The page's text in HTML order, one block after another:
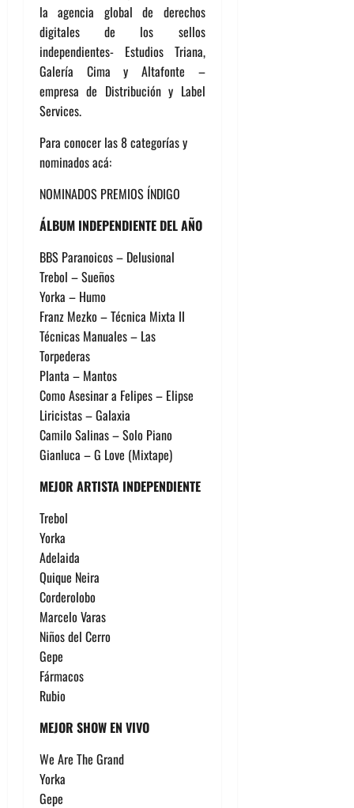
la agencia global de derechos
digitales de los sellos
independientes- Estudios Triana,
Galería Cima y Altafonte –
empresa de Distribución y Label
Services.
Para conocer las 8 categorías y
nominados acá:
NOMINADOS PREMIOS ÍNDIGO
ÁLBUM INDEPENDIENTE DEL AÑO
BBS Paranoicos – Delusional
Trebol – Sueños
Yorka – Humo
Franz Mezko – Técnica Mixta II
Técnicas Manuales – Las
Torpederas
Planta – Mantos
Como Asesinar a Felipes – Elipse
Liricistas – Galaxia
Camilo Salinas – Solo Piano
Gianluca – G Love (Mixtape)
MEJOR ARTISTA INDEPENDIENTE
Trebol
Yorka
Adelaida
Quique Neira
Corderolobo
Marcelo Varas
Niños del Cerro
Gepe
Fármacos
Rubio
MEJOR SHOW EN VIVO
We Are The Grand
Yorka
Gepe